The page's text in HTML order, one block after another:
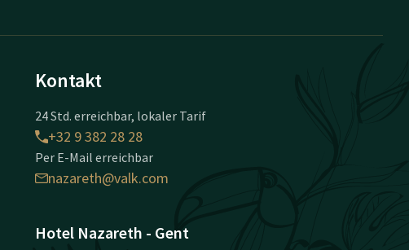
Kontakt
24 Std. erreichbar, lokaler Tarif
+32 9 382 28 28
Per E-Mail erreichbar
nazareth@valk.com
Hotel Nazareth - Gent